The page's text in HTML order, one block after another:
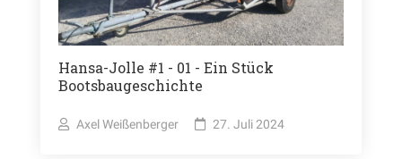
Hansa-Jolle #1 - 01 - Ein Stück
Bootsbaugeschichte
Axel Weißenberger 27. Juli 2024